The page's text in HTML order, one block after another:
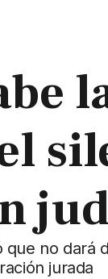
no dará
jurada